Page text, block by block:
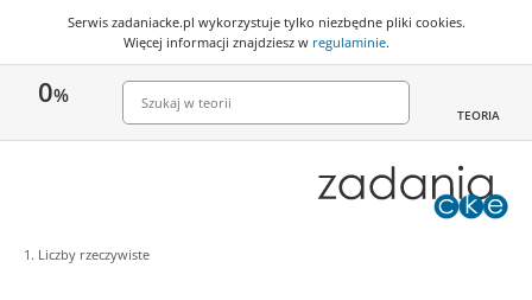
Serwis zadaniacke.pl wykorzystuje tylko niezbędne pliki cookies.
Więcej informacji znajdziesz w regulaminie.
0%
TEORIA
1. Liczby rzeczywiste